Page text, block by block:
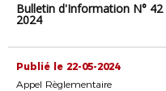
Bulletin d'Information N° 42
2024
Publié le 22-05-2024
Appel Règlementaire